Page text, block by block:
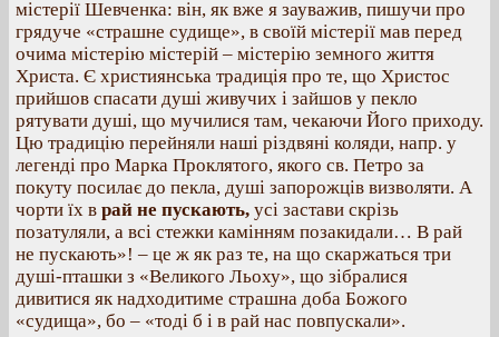
містерії Шевченка: він, як вже я зауважив, пишучи про
грядуче «страшне судище», в своїй містерії мав перед
очима містерію містерій – містерію земного життя
Христа. Є християнська традиція про те, що Христос
прийшов спасати душі живучих і зайшов у пекло
рятувати душі, що мучилися там, чекаючи Його приходу.
Цю традицію перейняли наші різдвяні коляди, напр. у
легенді про Марка Проклятого, якого св. Петро за
покуту посилає до пекла, душі запорожців визволяти. А
чорти їх в рай не пускають, усі застави скрізь
позатуляли, а всі стежки камінням позакидали… В рай
не пускають»! – це ж як раз те, на що скаржаться три
душі-пташки з «Великого Льоху», що зібралися
дивитися як надходитиме страшна доба Божого
«судища», бо – «тоді б і в рай нас повпускали».